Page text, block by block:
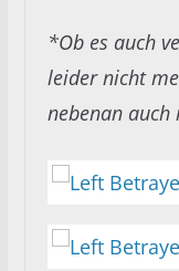
*Ob es auch
leider nicht
nebenan auch